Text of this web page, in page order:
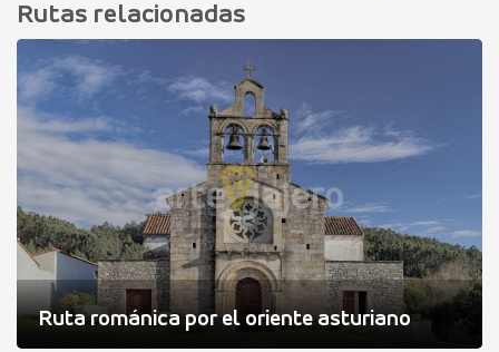
Rutas relacionadas
Ruta románica por el oriente asturiano